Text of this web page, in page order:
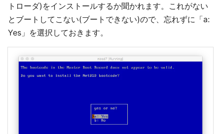
トローダ)をインストールするか聞かれます。これがない
とブートしてこない(ブートできない)ので、忘れずに「a:
Yes」を選択しておきます。